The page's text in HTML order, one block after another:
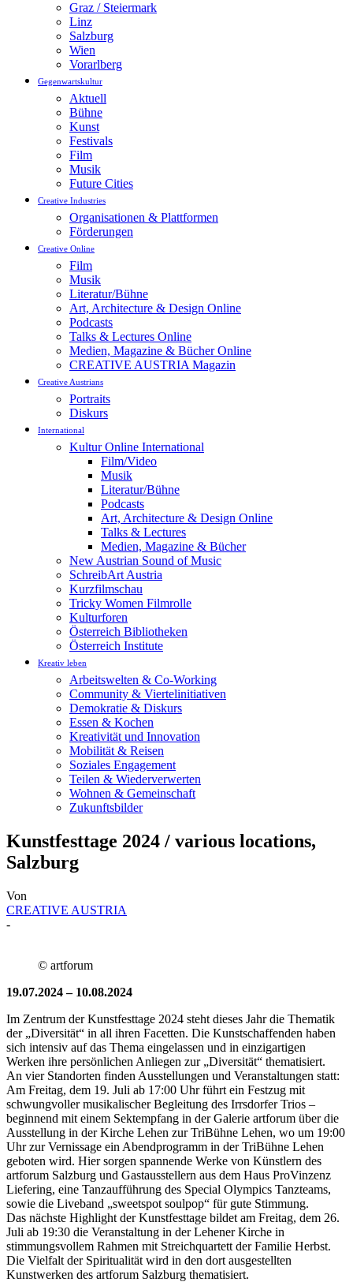
Graz / Steiermark
Linz
Salzburg
Wien
Vorarlberg
Gegenwartskultur
Aktuell
Bühne
Kunst
Festivals
Film
Musik
Future Cities
Creative Industries
Organisationen & Plattformen
Förderungen
Creative Online
Film
Musik
Literatur/Bühne
Art, Architecture & Design Online
Podcasts
Talks & Lectures Online
Medien, Magazine & Bücher Online
CREATIVE AUSTRIA Magazin
Creative Austrians
Portraits
Diskurs
International
Kultur Online International
Film/Video
Musik
Literatur/Bühne
Podcasts
Art, Architecture & Design Online
Talks & Lectures
Medien, Magazine & Bücher
New Austrian Sound of Music
SchreibArt Austria
Kurzfilmschau
Tricky Women Filmrolle
Kulturforen
Österreich Bibliotheken
Österreich Institute
Kreativ leben
Arbeitswelten & Co-Working
Community & Viertelinitiativen
Demokratie & Diskurs
Essen & Kochen
Kreativität und Innovation
Mobilität & Reisen
Soziales Engagement
Teilen & Wiederverwerten
Wohnen & Gemeinschaft
Zukunftsbilder
Kunstfesttage 2024 / various locations,
Salzburg
Von
CREATIVE AUSTRIA
-
© artforum
19.07.2024 – 10.08.2024
Im Zentrum der Kunstfesttage 2024 steht dieses Jahr die Thematik
der „Diversität“ in all ihren Facetten. Die Kunstschaffenden haben
sich intensiv auf das Thema eingelassen und in einzigartigen
Werken ihre persönlichen Anliegen zur „Diversität“ thematisiert.
An vier Standorten finden Ausstellungen und Veranstaltungen statt:
Am Freitag, dem 19. Juli ab 17:00 Uhr führt ein Festzug mit
schwungvoller musikalischer Begleitung des Irrsdorfer Trios –
beginnend mit einem Sektempfang in der Galerie artforum über die
Ausstellung in der Kirche Lehen zur TriBühne Lehen, wo um 19:00
Uhr zur Vernissage ein Abendprogramm in der TriBühne Lehen
geboten wird. Hier sorgen spannende Werke von Künstlern des
artforum Salzburg und Gastausstellern aus dem Haus ProVinzenz
Liefering, eine Tanzaufführung des Special Olympics Tanzteams,
sowie die Liveband „sweetspot soulpop“ für gute Stimmung.
Das nächste Highlight der Kunstfesttage bildet am Freitag, dem 26.
Juli ab 19:30 die Veranstaltung in der Lehener Kirche in
stimmungsvollem Rahmen mit Streichquartett der Familie Herbst.
Die Vielfalt der Spiritualität wird in den dort ausgestellten
Kunstwerken des artforum Salzburg thematisiert.